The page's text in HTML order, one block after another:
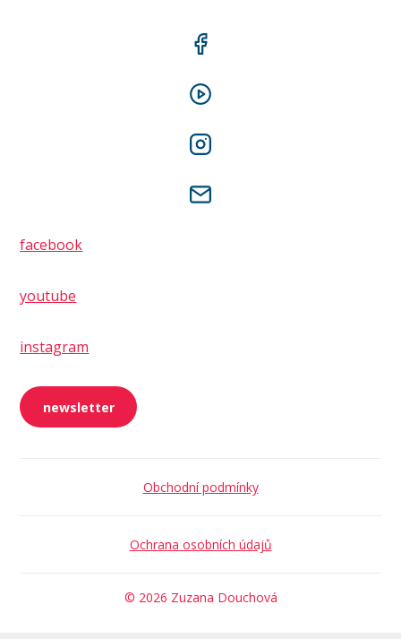
facebook
youtube
instagram
newsletter
Obchodní podmínky
Ochrana osobních údajů
© 2026 Zuzana Douchová